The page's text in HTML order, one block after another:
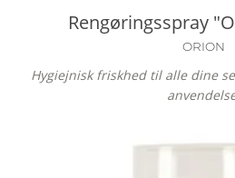
Rengøringsspray
ORION
Hygiejnisk friskhed til alle dine